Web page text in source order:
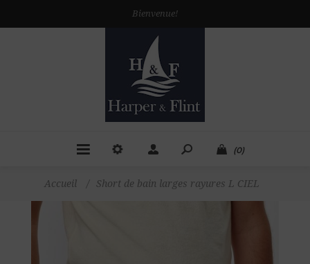
Bienvenue!
(0)
Accueil / Short de bain larges rayures L CIEL